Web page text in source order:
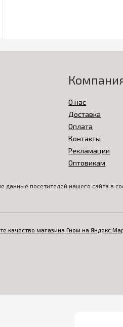
О нас
Доставка
Оплата
Контакты
Рекламации
Оптовикам
посетителей нашего сайта в